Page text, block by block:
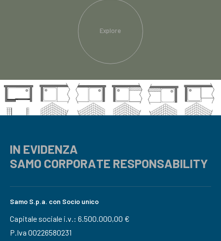
Explore
IN EVIDENZA
SAMO CORPORATE RESPONSABILITY
Samo S.p.a. con Socio unico
Capitale sociale i.v.: 6.500.000,00 €
P.Iva 00226580231